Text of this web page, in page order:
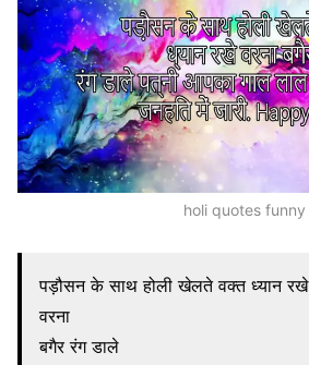
holi quotes funny
पड़ौसन के साथ होली खेलते वक्त ध्यान रखे
वरना
बगैर रंग डाले